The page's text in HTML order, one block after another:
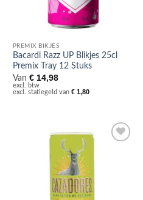
PREMIX BIKJES
Bacardi Razz UP Blikjes 25cl
Premix Tray 12 Stuks
Van €14,98
excl. btw
excl. statiegeld van €1,80